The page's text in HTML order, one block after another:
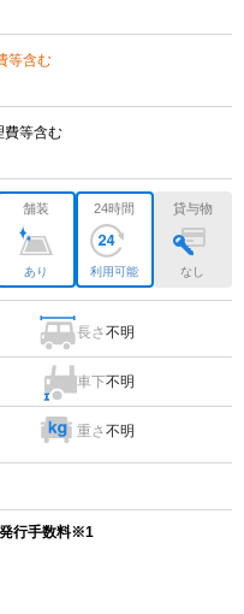
等含む
費等含む
舗装
あり
24時間
利用可能
貸与物
なし
長さ不明
車下不明
重さ不明
行手数料※1